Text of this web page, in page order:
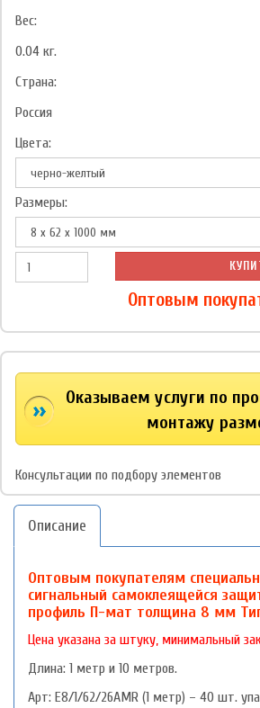
Вес:
0.04 кг.
Страна:
Россия
Цвета:
Размеры:
Оптовым
Оказываем услуги по
монтажу
Консультации по подбору элементов
Описание
Оптовым покупателям
сигнальный самоклеящейся
профиль П-мат толщина 8 мм
Цена указана за штуку, минимальный
Длина: 1 метр и 10 метров.
Арт: E8/1/62/26AMR (1 метр) – 40 шт.